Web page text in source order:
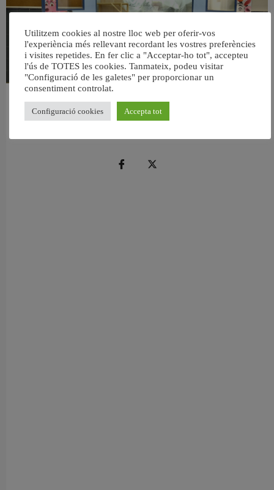
València reforma l’Escola Infantil Pardalets i instal·larà aire condicionat a totes
les aules
5 agost, 2026
Utilitzem cookies al nostre lloc web per oferir-vos
l'experiència més rellevant recordant les vostres preferències
i visites repetides. En fer clic a "Acceptar-ho tot", accepteu
l'ús de TOTES les cookies. Tanmateix, podeu visitar
"Configuració de les galetes" per proporcionar un
consentiment controlat.
Configuració cookies Accepta tot